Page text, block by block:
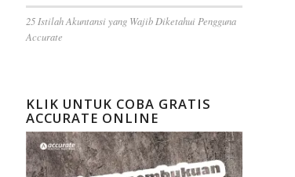
25 Istilah Akuntansi yang Wajib Diketahui Pengguna
Accurate
KLIK UNTUK COBA GRATIS
ACCURATE ONLINE